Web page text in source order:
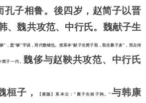
孔子相鲁。後四岁，赵简子以晋
、魏共攻范、中行氏。魏献子生
”，盖“哆”字误，而代数错也。按系本“献子生简子取，取生襄子多”，而左传
简子一代。魏侈与赵鞅共攻范、中行氏
桓子，
【索隐】系本云：“襄子生桓子驹。” 与韩康